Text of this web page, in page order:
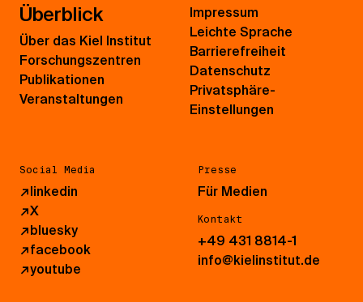
Überblick
Über das Kiel Institut
Forschungszentren
Publikationen
Veranstaltungen
Social Media
↗linkedin
↗X
↗bluesky
↗facebook
↗youtube
Presse
Für Medien
Kontakt
+49 431 8814-1
info@kielinstitut.de
Impressum
Leichte Sprache
Barrierefreiheit
Datenschutz
Privatsphäre-
Einstellungen